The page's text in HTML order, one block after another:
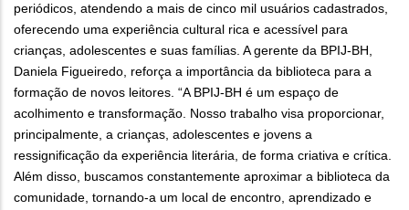
periódicos, atendendo a mais de cinco mil usuários cadastrados,
oferecendo uma experiência cultural rica e acessível para
crianças, adolescentes e suas famílias. A gerente da BPIJ-BH,
Daniela Figueiredo, reforça a importância da biblioteca para a
formação de novos leitores. “A BPIJ-BH é um espaço de
acolhimento e transformação. Nosso trabalho visa proporcionar,
principalmente, a crianças, adolescentes e jovens a
ressignificação da experiência literária, de forma criativa e crítica.
Além disso, buscamos constantemente aproximar a biblioteca da
comunidade, tornando-a um local de encontro, aprendizado e